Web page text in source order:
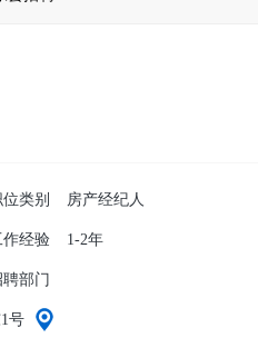
类别 房产经纪人
作经验 1-2年
聘部门
号